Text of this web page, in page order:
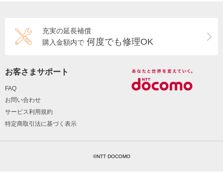
充実の延長補償
購入金額内で 何度でも修理OK
お客さまサポート
FAQ
お問い合わせ
サービス利用規約
特定商取引法に基づく表示
©NTT DOCOMO